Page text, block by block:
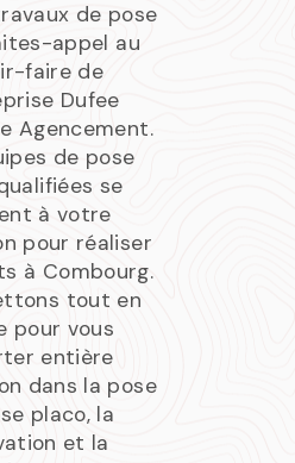
de pose
appel au
faire de
Dufee
Agencement.
de pose
se
à votre
pour réaliser
à Combourg.
tout en
pour vous
entière
dans la pose
placo, la
et la